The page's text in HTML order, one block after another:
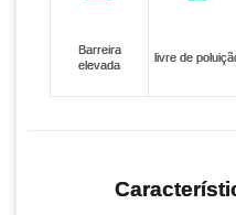
Barreira
elevada
livre de